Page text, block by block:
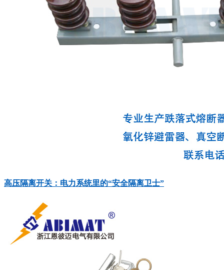
高压隔离开关：电力系统里的“安全隔离卫士”